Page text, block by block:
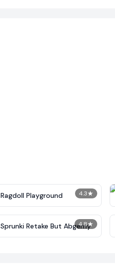
4.3★
Ragdoll Playground
4.8★
Sprunki Retake But Abgerny